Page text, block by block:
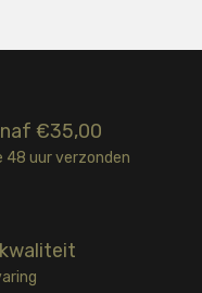
€35,00
48 uur verzonden